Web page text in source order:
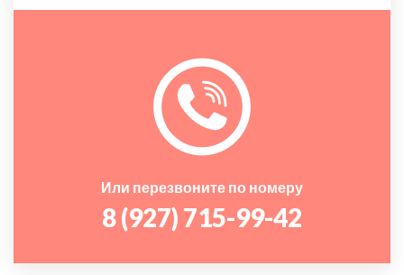
Или перезвоните по номеру
8 (927) 715-99-42